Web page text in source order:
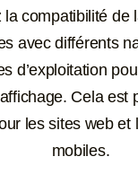
la compatibilité de
avec différents
d’exploitation
Cela est
les sites web et
mobiles.